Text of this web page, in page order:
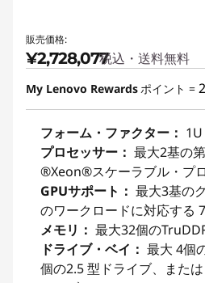
販売価格:
¥2,728,077税込・送料無料
My Lenovo Rewards ポイント =
フォーム・ファクター：
プロセッサー： 最大2基の
®Xeon®スケーラブル・プ
GPUサポート： 最大3基の
のワークロードに対応する
メモリ： 最大32個の
ドライブ・ベイ： 最大 4個
個の2.5 型ドライブ、または